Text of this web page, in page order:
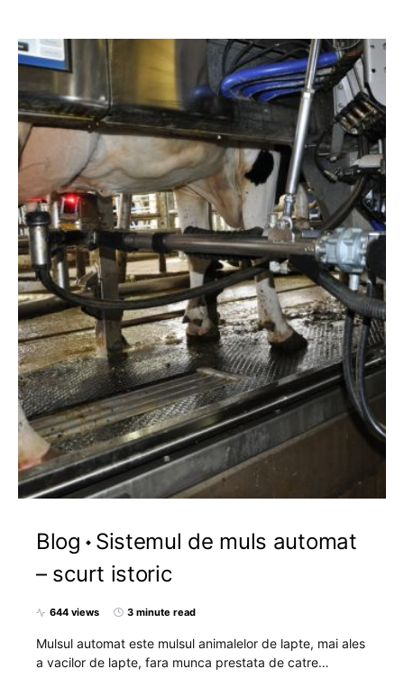
Blog
Sistemul de muls automat
– scurt istoric
644 views 3 minute read
Mulsul automat este mulsul animalelor de lapte, mai ales
a vacilor de lapte, fara munca prestata de catre…